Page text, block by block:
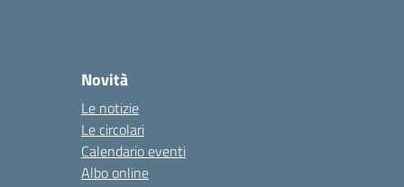
Novità
Le notizie
Le circolari
Calendario eventi
Albo online